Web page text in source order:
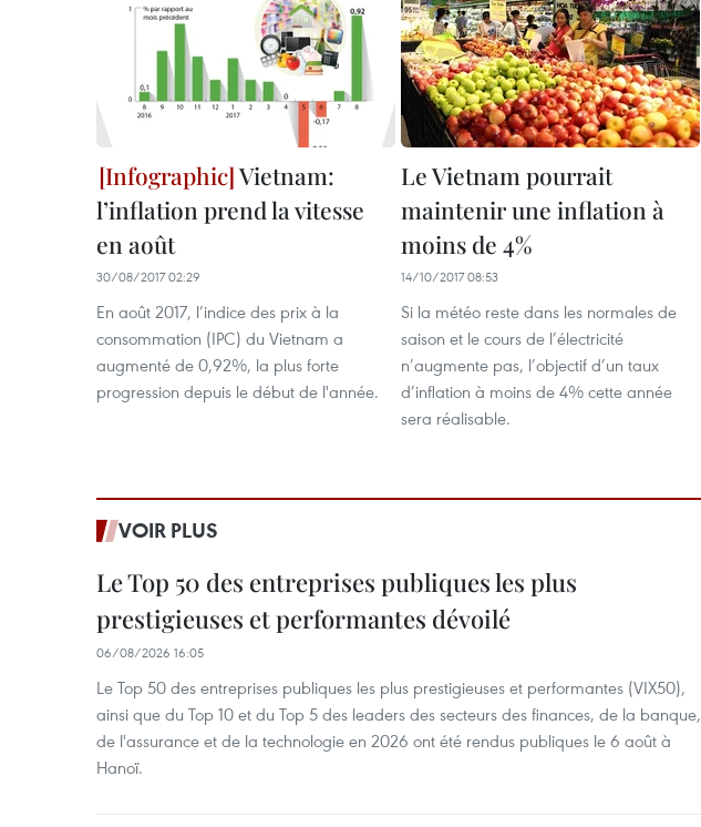
Vietnam:
l’inflation prend la vitesse
en août
30/08/2017 02:29
En août 2017, l’indice des prix à la
consommation (IPC) du Vietnam a
augmenté de 0,92%, la plus forte
progression depuis le début de l'année.
Le Vietnam pourrait
maintenir une inflation à
moins de 4%
14/10/2017 08:53
Si la météo reste dans les normales de
saison et le cours de l’électricité
n’augmente pas, l’objectif d’un taux
d’inflation à moins de 4% cette année
sera réalisable.
VOIR PLUS
Le Top 50 des entreprises publiques les plus
prestigieuses et performantes dévoilé
06/08/2026 16:05
Le Top 50 des entreprises publiques les plus prestigieuses et performantes (VIX50),
ainsi que du Top 10 et du Top 5 des leaders des secteurs des finances, de la banque,
de l'assurance et de la technologie en 2026 ont été rendus publiques le 6 août à
Hanoï.